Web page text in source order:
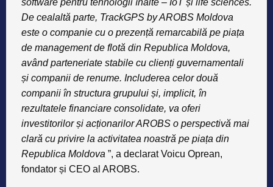
software pentru tehnologii înalte – IoT și life sciences.
De cealaltă parte, TrackGPS by AROBS Moldova
este o companie cu o prezență remarcabilă pe piața
de management de flotă din Republica Moldova,
având parteneriate stabile cu clienți guvernamentali
și companii de renume. Includerea celor două
companii în structura grupului și, implicit, în
rezultatele financiare consolidate, va oferi
investitorilor și acționarilor AROBS o perspectivă mai
clară cu privire la activitatea noastră pe piața din
Republica Moldova ”, a declarat Voicu Oprean,
fondator și CEO al AROBS.